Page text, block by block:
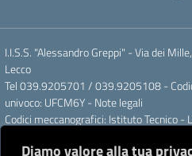
Diamo valore alla tua
I.I.S.S. "Alessandro Greppi" - Via dei
Lecco
Tel 039.9205701 / 039.9205108 -
univoco: UFCM6Y - Note legali
Codici meccanografici: Istituto Tecnico -
Posta elettronica ordinaria:
certificata: